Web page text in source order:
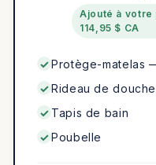
Ajouté à votre
114,95 $ CA
Protège-matelas
Rideau de
Tapis de bain
Poubelle